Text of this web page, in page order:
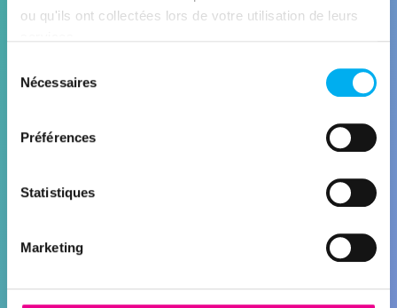
ou qu'ils ont collectées lors de votre utilisation de leurs
Nécessaires
Préférences
Statistiques
Marketing